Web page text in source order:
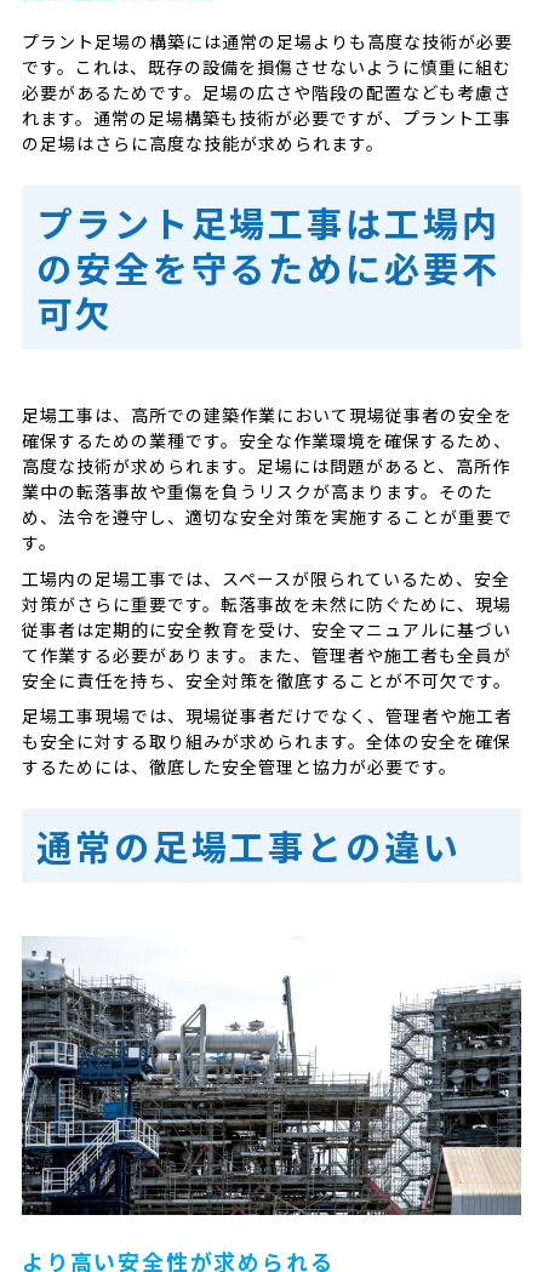
プラント足場の構築には通常の足場よりも高度な技術が必要
です。これは、既存の設備を損傷させないように慎重に組む
必要があるためです。足場の広さや階段の配置なども考慮さ
れます。通常の足場構築も技術が必要ですが、プラント工事
の足場はさらに高度な技能が求められます。
プラント足場工事は工場内
の安全を守るために必要不
可欠
足場工事は、高所での建築作業において現場従事者の安全を
確保するための業種です。安全な作業環境を確保するため、
高度な技術が求められます。足場には問題があると、高所作
業中の転落事故や重傷を負うリスクが高まります。そのた
め、法令を遵守し、適切な安全対策を実施することが重要で
す。
工場内の足場工事では、スペースが限られているため、安全
対策がさらに重要です。転落事故を未然に防ぐために、現場
従事者は定期的に安全教育を受け、安全マニュアルに基づい
て作業する必要があります。また、管理者や施工者も全員が
安全に責任を持ち、安全対策を徹底することが不可欠です。
足場工事現場では、現場従事者だけでなく、管理者や施工者
も安全に対する取り組みが求められます。全体の安全を確保
するためには、徹底した安全管理と協力が必要です。
通常の足場工事との違い
より高い安全性が求められる